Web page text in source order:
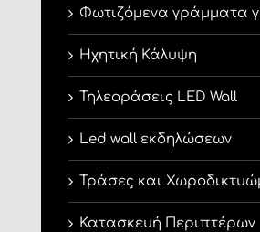
Φωτιζόμενα γράμματα
Ηχητική Κάλυψη
Τηλεοράσεις LED Wall
Led wall εκδηλώσεων
Τράσες και
Κατασκευή Περιπτέρων